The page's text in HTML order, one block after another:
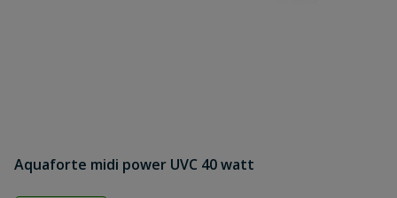
Aquaforte midi power UVC 40 watt